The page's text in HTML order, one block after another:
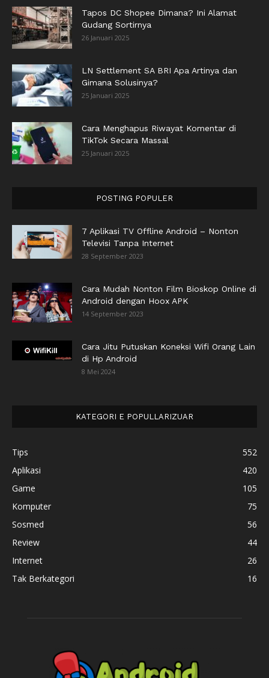
Tapos DC Shopee Dimana? Ini Alamat
Gudang Sortirnya
26 Januari 2025
LN Settlement SA BRI Apa Artinya dan
Gimana Solusinya?
25 Januari 2025
Cara Menghapus Riwayat Komentar di
TikTok Secara Massal
25 Januari 2025
POSTING POPULER
7 Aplikasi TV Offline Android – Nonton
Televisi Tanpa Internet
28 September 2023
Cara Mudah Nonton Film Bioskop Online di
Android dengan Hoox APK
14 September 2023
Cara Jitu Putuskan Koneksi Wifi Orang Lain
di Hp Android
8 Mei 2024
KATEGORI E POPULLARIZUAR
Tips
552
Aplikasi
420
Game
105
Komputer
75
Sosmed
56
Review
44
Internet
26
Tak Berkategori
16